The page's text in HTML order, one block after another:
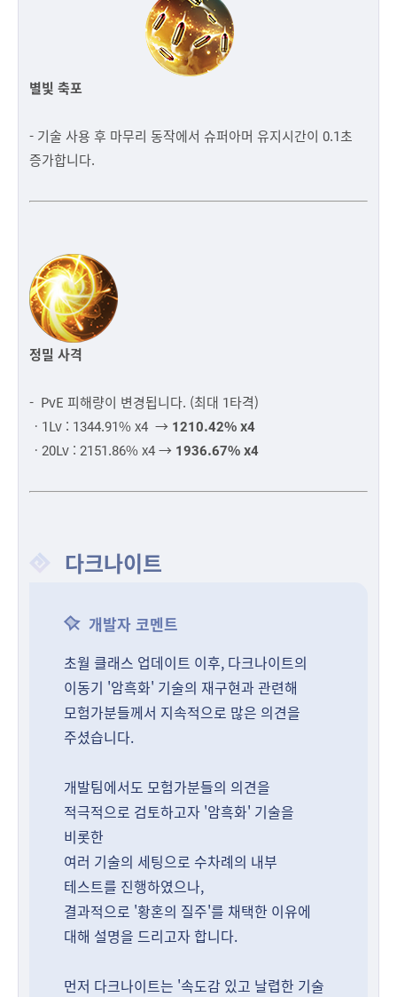
별빛 축포
- 기술 사용 후 마무리 동작에서 슈퍼아머 유지시간이 0.1초
증가합니다.
정밀 사격
- PvE 피해량이 변경됩니다. (최대 1타격)
ㆍ1Lv : 1344.91% x4 → 1210.42% x4
ㆍ20Lv : 2151.86% x4 → 1936.67% x4
다크나이트
개발자 코멘트
초월 클래스 업데이트 이후, 다크나이트의
이동기 '암흑화' 기술의 재구현과 관련해
모험가분들께서 지속적으로 많은 의견을
주셨습니다.
개발팀에서도 모험가분들의 의견을
적극적으로 검토하고자 '암흑화' 기술을
비롯한
여러 기술의 세팅으로 수차례의 내부
테스트를 진행하였으나,
결과적으로 '황혼의 질주'를 채택한 이유에
대해 설명을 드리고자 합니다.
먼저 다크나이트는 '속도감 있고 날렵한 기술